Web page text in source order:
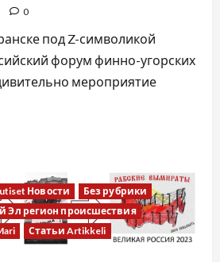
0
под Z-символикой
форум финно-угорских
мероприятие
Новости
Без рубрики
Эл регион происшествия
Статьи Artikkeli